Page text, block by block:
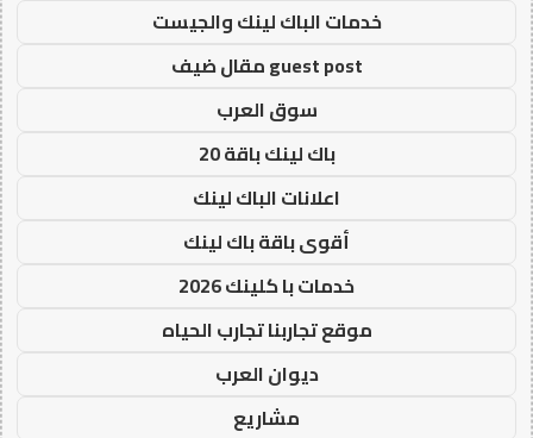
خدمات الباك لينك والجيست
guest post مقال ضيف
سوق العرب
باك لينك باقة 20
اعلانات الباك لينك
أقوى باقة باك لينك
خدمات با كلينك 2026
موقع تجاربنا تجارب الحياه
ديوان العرب
مشاريع